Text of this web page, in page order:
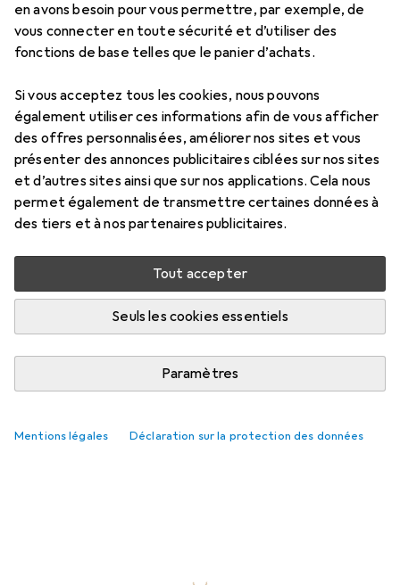
en avons besoin pour vous permettre, par exemple, de
vous connecter en toute sécurité et d’utiliser des
fonctions de base telles que le panier d’achats.
Si vous acceptez tous les cookies, nous pouvons
également utiliser ces informations afin de vous afficher
des offres personnalisées, améliorer nos sites et vous
présenter des annonces publicitaires ciblées sur nos sites
et d’autres sites ainsi que sur nos applications. Cela nous
permet également de transmettre certaines données à
des tiers et à nos partenaires publicitaires.
Tout accepter
Seuls les cookies essentiels
Paramètres
Mentions légales Déclaration sur la protection des données